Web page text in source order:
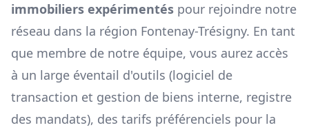
immobiliers expérimentés pour rejoindre notre
réseau dans la région Fontenay-Trésigny. En tant
que membre de notre équipe, vous aurez accès
à un large éventail d'outils (logiciel de
transaction et gestion de biens interne, registre
des mandats), des tarifs préférenciels pour la